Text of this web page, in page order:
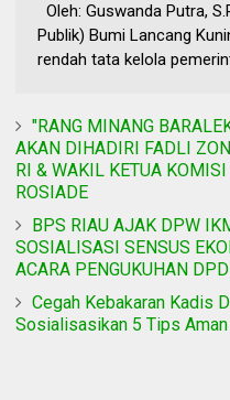
Oleh: Guswanda Putra,
Publik) Bumi Lancang
rendah tata kelola
"RANG MINANG
AKAN DIHADIRI FADLI
RI & WAKIL KETUA
ROSIADE
BPS RIAU AJAK DPW
SOSIALISASI SENSUS
ACARA PENGUKUHAN
Cegah Kebakaran Kadis
Sosialisasikan 5 Tips Aman